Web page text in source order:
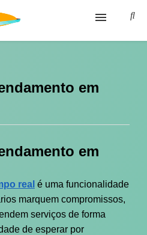
em
em
real é uma funcionalidade
marquem compromissos,
serviços de forma
de esperar por